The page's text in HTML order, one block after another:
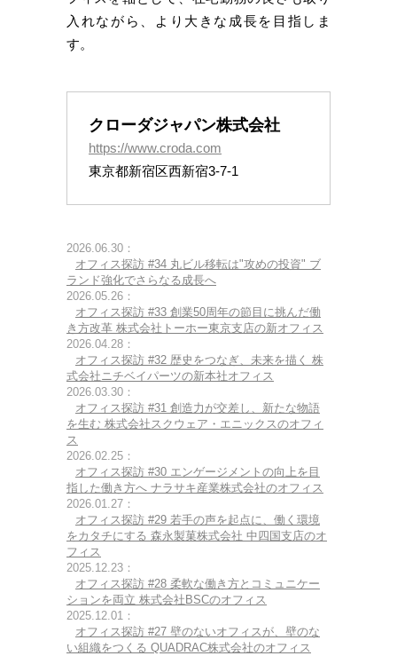
入れながら、より大きな成長を目指しま
す。
クローダジャパン株式会社
https://www.croda.com
東京都新宿区西新宿3-7-1
2026.06.30：
オフィス探訪 #34 丸ビル移転は"攻めの投資" ブ
ランド強化でさらなる成長へ
2026.05.26：
オフィス探訪 #33 創業50周年の節目に挑んだ働
き方改革 株式会社トーホー東京支店の新オフィス
2026.04.28：
オフィス探訪 #32 歴史をつなぎ、未来を描く 株
式会社ニチベイパーツの新本社オフィス
2026.03.30：
オフィス探訪 #31 創造力が交差し、新たな物語
を生む 株式会社スクウェア・エニックスのオフィ
ス
2026.02.25：
オフィス探訪 #30 エンゲージメントの向上を目
指した働き方へ ナラサキ産業株式会社のオフィス
2026.01.27：
オフィス探訪 #29 若手の声を起点に、働く環境
をカタチにする 森永製菓株式会社 中四国支店のオ
フィス
2025.12.23：
オフィス探訪 #28 柔軟な働き方とコミュニケー
ションを両立 株式会社BSCのオフィス
2025.12.01：
オフィス探訪 #27 壁のないオフィスが、壁のな
い組織をつくる QUADRAC株式会社のオフィス